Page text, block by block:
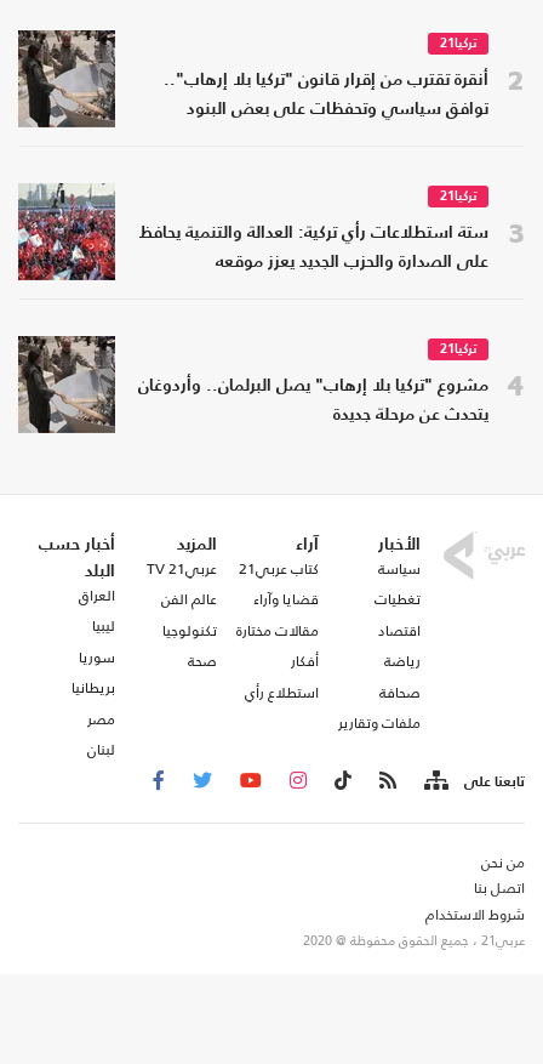
2
تركيا21
أنقرة تقترب من إقرار قانون "تركيا بلا إرهاب"..
توافق سياسي وتحفظات على بعض البنود
3
تركيا21
ستة استطلاعات رأي تركية: العدالة والتنمية يحافظ
على الصدارة والحزب الجديد يعزز موقعه
4
تركيا21
مشروع "تركيا بلا إرهاب" يصل البرلمان.. وأردوغان
يتحدث عن مرحلة جديدة
الأخبار
سياسة
تغطيات
اقتصاد
رياضة
صحافة
ملفات وتقارير
آراء
كتاب عربي21
قضايا وآراء
مقالات مختارة
أفكار
استطلاع رأي
المزيد
عربي21 TV
عالم الفن
تكنولوجيا
صحة
أخبار حسب
البلد
العراق
ليبيا
سوريا
بريطانيا
مصر
لبنان
تابعنا على
من نحن
اتصل بنا
شروط الاستخدام
عربي21 ، جميع الحقوق محفوظة @ 2020